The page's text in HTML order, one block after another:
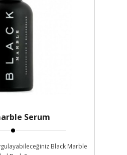
Serum
Black Marble